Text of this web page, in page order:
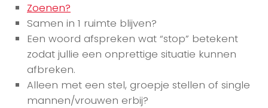
Zoenen?
Samen in 1 ruimte blijven?
Een woord afspreken wat “stop” betekent
zodat jullie een onprettige situatie kunnen
afbreken.
Alleen met een stel, groepje stellen of single
mannen/vrouwen erbij?